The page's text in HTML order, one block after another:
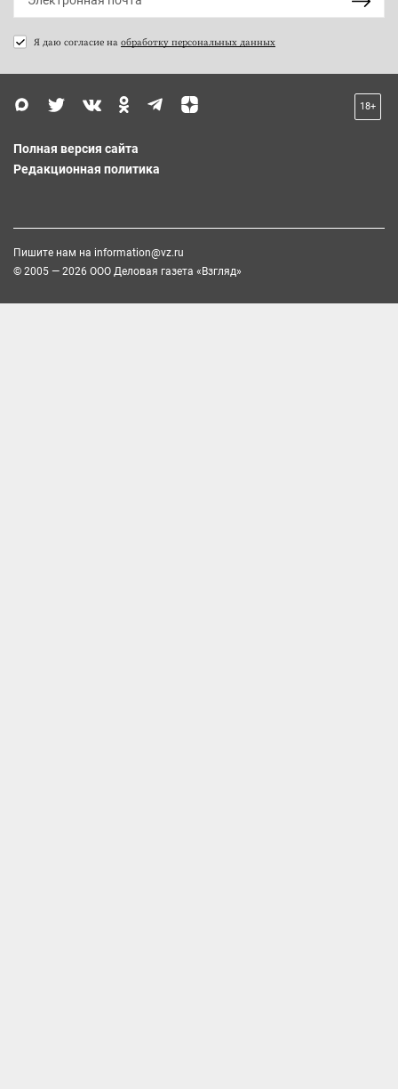
Я даю согласие на обработку персональных данных
18+
Полная версия сайта
Редакционная политика
Пишите нам на information@vz.ru
© 2005 — 2026 ООО Деловая газета «Взгляд»